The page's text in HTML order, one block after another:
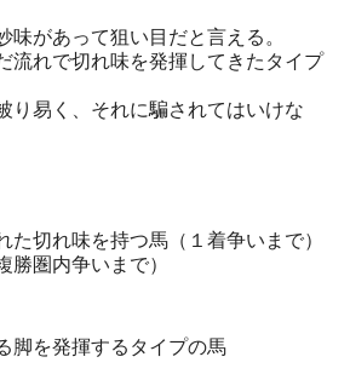
味があって狙い目だと言える。
流れで切れ味を発揮してきたタイプ
り易く、それに騙されてはいけな
た切れ味を持つ馬（１着争いまで）
勝圏内争いまで）
脚を発揮するタイプの馬